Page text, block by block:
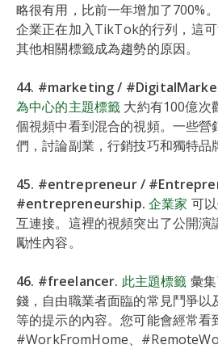
略很有用，比前一年增加了700%
企業正在加入TikTok的行列，這
其他相關標籤成為趨勢的原因。
44. #marketing /
為中心的主題標籤 大約有100億次
個視頻中看到混合的視頻。一些營
們，討論副業，行銷技巧和獨特品
45. #entrepreneur /
#entrepreneurship. 企業家 可
互連接。這裡的視頻突出了公開演
勵性內容。
46. #freelancer. 此主題標籤 彙
錢，自由職業者面臨的常見鬥爭以
等的提示的內容。您可能會經常
#WorkFromHome、